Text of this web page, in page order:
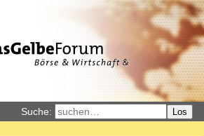
Suche: Los